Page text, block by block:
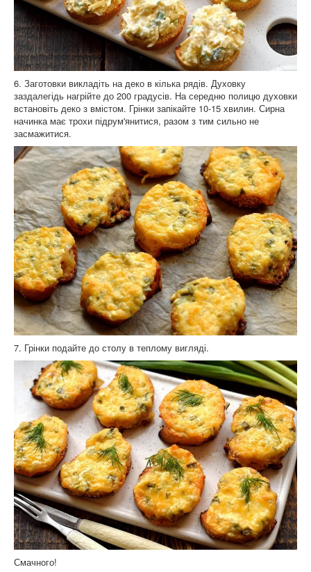
6. Заготовки викладіть на деко в кілька рядів. Духовку
заздалегідь нагрійте до 200 градусів. На середню полицю духовки
встановіть деко з вмістом. Грінки запікайте 10-15 хвилин. Сирна
начинка має трохи підрум'янитися, разом з тим сильно не
засмажитися.
7. Грінки подайте до столу в теплому вигляді.
Смачного!